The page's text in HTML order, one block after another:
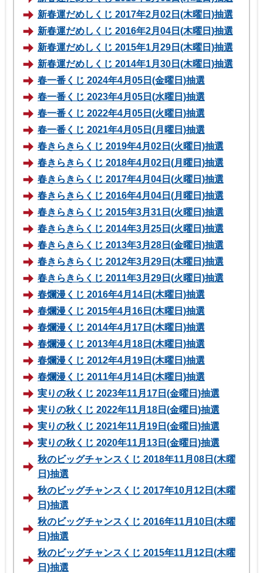
新春運だめしくじ 2017年2月02日(木曜日)抽選
新春運だめしくじ 2016年2月04日(木曜日)抽選
新春運だめしくじ 2015年1月29日(木曜日)抽選
新春運だめしくじ 2014年1月30日(木曜日)抽選
春一番くじ 2024年4月05日(金曜日)抽選
春一番くじ 2023年4月05日(水曜日)抽選
春一番くじ 2022年4月05日(火曜日)抽選
春一番くじ 2021年4月05日(月曜日)抽選
春きらきらくじ 2019年4月02日(火曜日)抽選
春きらきらくじ 2018年4月02日(月曜日)抽選
春きらきらくじ 2017年4月04日(火曜日)抽選
春きらきらくじ 2016年4月04日(月曜日)抽選
春きらきらくじ 2015年3月31日(火曜日)抽選
春きらきらくじ 2014年3月25日(火曜日)抽選
春きらきらくじ 2013年3月28日(金曜日)抽選
春きらきらくじ 2012年3月29日(木曜日)抽選
春きらきらくじ 2011年3月29日(火曜日)抽選
春爛漫くじ 2016年4月14日(木曜日)抽選
春爛漫くじ 2015年4月16日(木曜日)抽選
春爛漫くじ 2014年4月17日(木曜日)抽選
春爛漫くじ 2013年4月18日(木曜日)抽選
春爛漫くじ 2012年4月19日(木曜日)抽選
春爛漫くじ 2011年4月14日(木曜日)抽選
実りの秋くじ 2023年11月17日(金曜日)抽選
実りの秋くじ 2022年11月18日(金曜日)抽選
実りの秋くじ 2021年11月19日(金曜日)抽選
実りの秋くじ 2020年11月13日(金曜日)抽選
秋のビッグチャンスくじ 2018年11月08日(木曜
日)抽選
秋のビッグチャンスくじ 2017年10月12日(木曜
日)抽選
秋のビッグチャンスくじ 2016年11月10日(木曜
日)抽選
秋のビッグチャンスくじ 2015年11月12日(木曜
日)抽選